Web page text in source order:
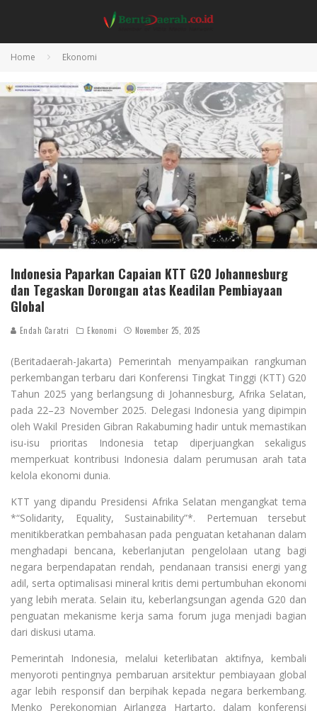
Home Ekonomi
Indonesia Paparkan Capaian KTT G20 Johannesburg
dan Tegaskan Dorongan atas Keadilan Pembiayaan
Global
Endah Caratri Ekonomi November 25, 2025
(Beritadaerah-Jakarta) Pemerintah menyampaikan rangkuman
perkembangan terbaru dari Konferensi Tingkat Tinggi (KTT) G20
Tahun 2025 yang berlangsung di Johannesburg, Afrika Selatan,
pada 22–23 November 2025. Delegasi Indonesia yang dipimpin
oleh Wakil Presiden Gibran Rakabuming hadir untuk memastikan
isu-isu prioritas Indonesia tetap diperjuangkan sekaligus
memperkuat kontribusi Indonesia dalam perumusan arah tata
kelola ekonomi dunia.
KTT yang dipandu Presidensi Afrika Selatan mengangkat tema
*“Solidarity, Equality, Sustainability”*. Pertemuan tersebut
menitikberatkan pembahasan pada penguatan ketahanan dalam
menghadapi bencana, keberlanjutan pengelolaan utang bagi
negara berpendapatan rendah, pendanaan transisi energi yang
adil, serta optimalisasi mineral kritis demi pertumbuhan ekonomi
yang lebih merata. Selain itu, keberlangsungan agenda G20 dan
penguatan mekanisme kerja sama forum juga menjadi bagian
dari diskusi utama.
Pemerintah Indonesia, melalui keterlibatan aktifnya, kembali
menyoroti pentingnya pembaruan arsitektur pembiayaan global
agar lebih responsif dan berpihak kepada negara berkembang.
Menko Perekonomian Airlangga Hartarto, dalam konferensi